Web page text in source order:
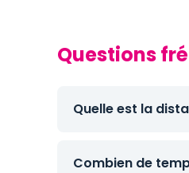
Questions
Quelle est la
Combien de